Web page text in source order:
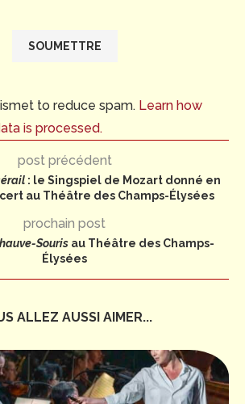
to reduce spam. Learn how
is processed.
post précédent
: le Singspiel de Mozart donné en
au Théâtre des Champs-Élysées
prochain post
Souris au Théâtre des Champs-
Élysées
ALLEZ AUSSI AIMER...